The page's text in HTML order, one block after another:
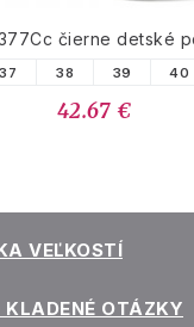
čierne detské
37 38 39 40
42.67 €
VEĽKOSTÍ
OTÁZKY